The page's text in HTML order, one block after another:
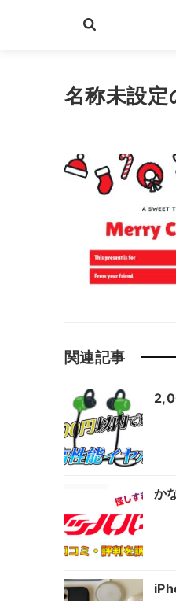
名称未設
関連記事
か